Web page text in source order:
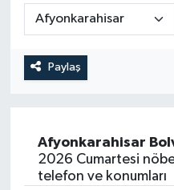
Paylaş
Afyonkarahisar
2026 Cumartesi
telefon ve konumları